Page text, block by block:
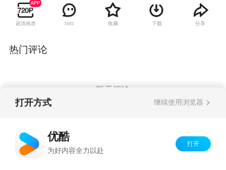
感情也几经波折；闺蜜田蓉毕业求职未果，误打
误撞成为房产中介，与北京男孩李万兵仓促结
婚，在婚后职业和感情都遭受了巨大考验；两人
超清画质 1681 收藏 下载 分享
热门评论
暂无评论
打开方式 继续使用浏览器
优酷
为好内容全力以赴
打开